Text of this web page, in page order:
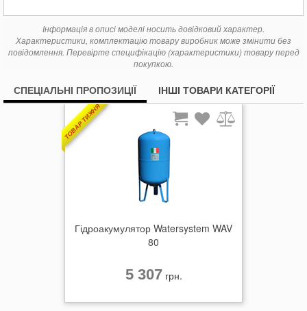
Інформація в описі моделі носить довідковий характер.
Характеристики, комплектацію товару виробник може змінити без
повідомлення. Перевірте специфікацію (характеристики) товару перед
покупкою.
СПЕЦІАЛЬНІ ПРОПОЗИЦІЇ ІНШІ ТОВАРИ КАТЕГОРІЇ
ТОВАР ТИЖНЯ
Гідроакумулятор Watersystem WAV
80
5 307 грн.